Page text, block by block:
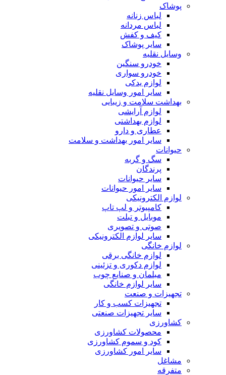
پوشاک
لباس زنانه
لباس مردانه
کیف و کفش
سایر پوشاک
وسایل نقلیه
خودرو سنگین
خودرو سواری
لوازم یدکی
سایر امور وسایل نقلیه
بهداشت سلامت و زیبایی
لوازم آرایشی
لوازم بهداشتی
عطاری و دارو
سایر امور بهداشت و سلامت
حیوانات
سگ و گربه
پرندگان
سایر حیوانات
سایر امور حیوانات
لوازم الکترونیکی
کامپیوتر و لپ تاپ
موبایل و تبلت
صوتی و تصویری
سایر لوازم الکترونیکی
لوازم خانگی
لوازم خانگی برقی
لوازم دکوری و تزئینی
مبلمان و صنایع چوب
سایر لوازم خانگی
تجهیزات و صنعت
تجهیزات کسب و کار
سایر تجهیزات صنعتی
کشاورزی
محصولات کشاورزی
کود و سموم کشاورزی
سایر امور کشاورزی
مشاغل
متفرقه